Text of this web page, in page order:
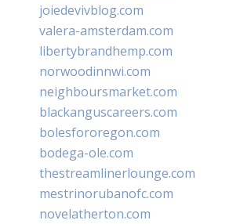
joiedevivblog.com
valera-amsterdam.com
libertybrandhemp.com
norwoodinnwi.com
neighboursmarket.com
blackanguscareers.com
bolesfororegon.com
bodega-ole.com
thestreamlinerlounge.com
mestrinorubanofc.com
novelatherton.com